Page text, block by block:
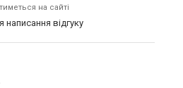
на сайті
написання відгуку